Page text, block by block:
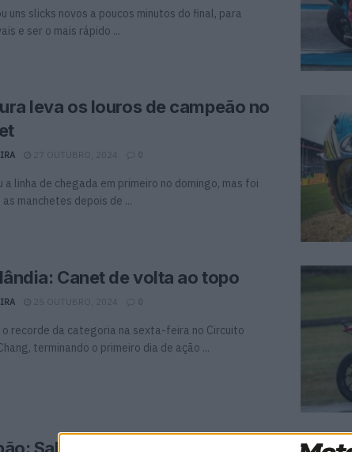
uns slicks novos a poucos minutos do final, para
e ser o mais rápido ...
leva os louros de campeão no
27 OUTUBRO, 2024 0
a linha de chegada em primeiro no domingo, mas foi
manchetes depois de ...
Canet de volta ao topo
25 OUTUBRO, 2024 0
o recorde da categoria na sexta-feira no Circuito
terminando o primeiro dia de ação ...